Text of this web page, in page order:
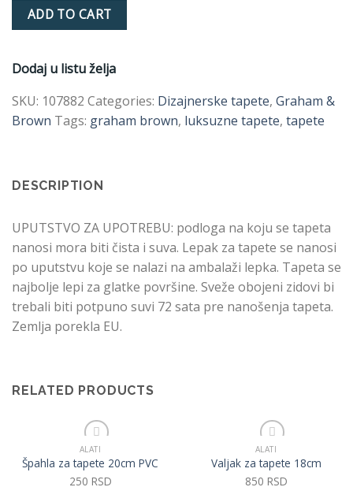
EDO
TOILE
107882
quantity
ADD TO CART
Dodaj u listu želja
SKU: 107882 Categories: Dizajnerske tapete, Graham &
Brown Tags: graham brown, luksuzne tapete, tapete
DESCRIPTION
UPUTSTVO ZA UPOTREBU: podloga na koju se tapeta
nanosi mora biti čista i suva. Lepak za tapete se nanosi
po uputstvu koje se nalazi na ambalaži lepka. Tapeta se
najbolje lepi za glatke površine. Sveže obojeni zidovi bi
trebali biti potpuno suvi 72 sata pre nanošenja tapeta.
Zemlja porekla EU.
RELATED PRODUCTS
Dodaj u listu želja
ALATI
Špahla za tapete 20cm PVC
250 RSD
Dodaj u listu želja
ALATI
Valjak za tapete 18cm
850 RSD